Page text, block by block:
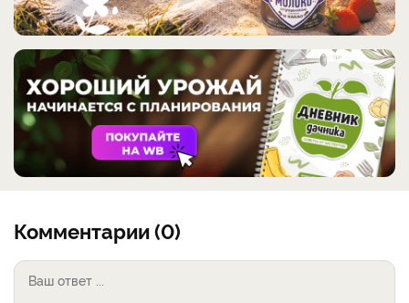
Комментарии (0)